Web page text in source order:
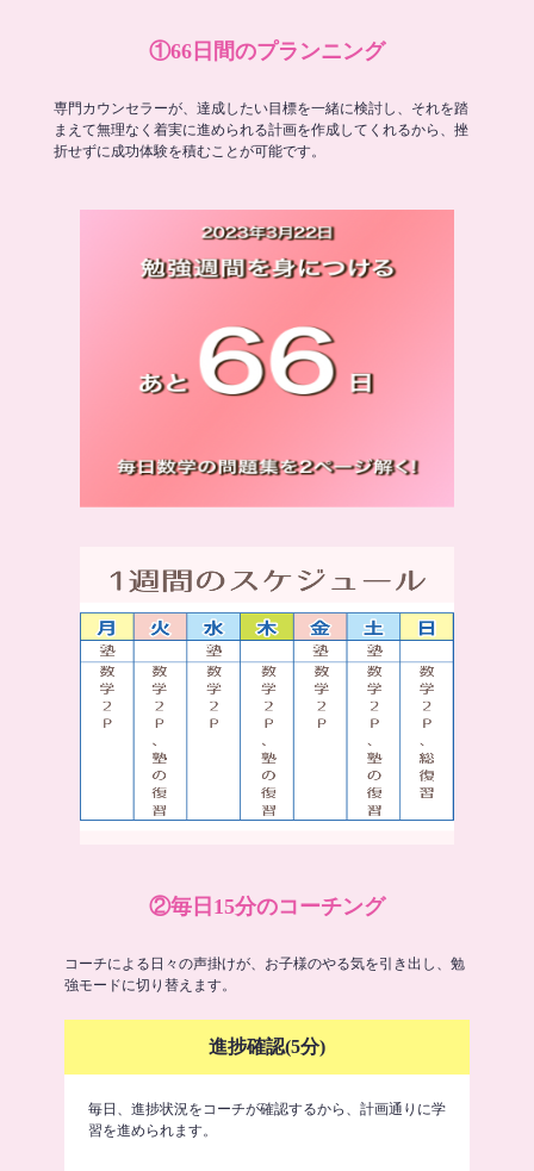
①66日間のプランニング
専門カウンセラーが、達成したい目標を一緒に検討し、それを踏
まえて無理なく着実に進められる計画を作成してくれるから、挫
折せずに成功体験を積むことが可能です。
②毎日15分のコーチング
コーチによる日々の声掛けが、お子様のやる気を引き出し、勉
強モードに切り替えます。
進捗確認(5分)
毎日、進捗状況をコーチが確認するから、計画通りに学
習を進められます。